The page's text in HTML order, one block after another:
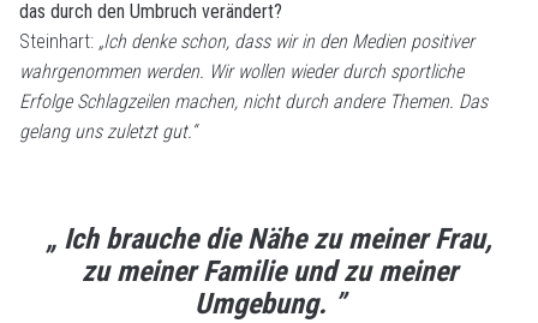
das durch den Umbruch verändert?
Steinhart: „Ich denke schon, dass wir in den Medien positiver
wahrgenommen werden. Wir wollen wieder durch sportliche
Erfolge Schlagzeilen machen, nicht durch andere Themen. Das
gelang uns zuletzt gut.“
„ Ich brauche die Nähe zu meiner Frau,
zu meiner Familie und zu meiner
Umgebung. ”